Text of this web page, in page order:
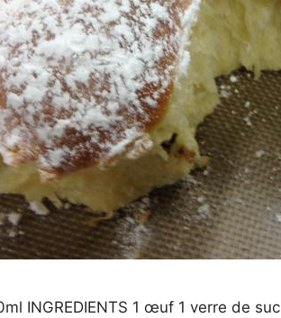
INGREDIENTS 1 œuf 1 verre de